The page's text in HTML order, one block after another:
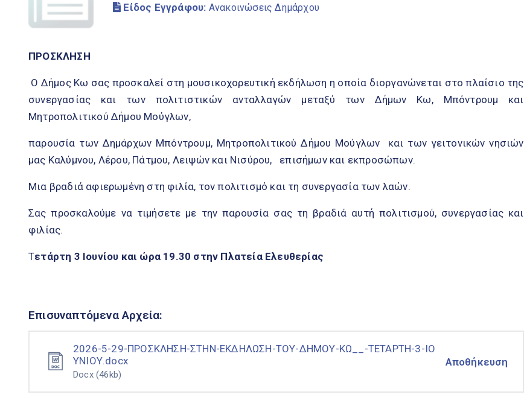
Είδος Εγγράφου: Ανακοινώσεις Δημάρχου
ΠΡΟΣΚΛΗΣΗ
Ο Δήμος Κω σας προσκαλεί στη μουσικοχορευτική εκδήλωση η οποία διοργανώνεται στο πλαίσιο της
συνεργασίας και των πολιτιστικών ανταλλαγών μεταξύ των Δήμων Κω, Μπόντρουμ και
Μητροπολιτικού Δήμου Μούγλων,
παρουσία των Δημάρχων Μπόντρουμ, Μητροπολιτικού Δήμου Μούγλων και των γειτονικών νησιών
μας Καλύμνου, Λέρου, Πάτμου, Λειψών και Νισύρου, επισήμων και εκπροσώπων.
Μια βραδιά αφιερωμένη στη φιλία, τον πολιτισμό και τη συνεργασία των λαών.
Σας προσκαλούμε να τιμήσετε με την παρουσία σας τη βραδιά αυτή πολιτισμού, συνεργασίας και
φιλίας.
Τετάρτη 3 Ιουνίου και ώρα 19.30 στην Πλατεία Ελευθερίας
Επισυναπτόμενα Αρχεία:
2026-5-29-ΠΡΟΣΚΛΗΣΗ-ΣΤΗΝ-ΕΚΔΗΛΩΣΗ-ΤΟΥ-ΔΗΜΟΥ-ΚΩ__-ΤΕΤΑΡΤΗ-3-ΙΟ
ΥΝΙΟΥ.docx
Docx (46kb)
Αποθήκευση